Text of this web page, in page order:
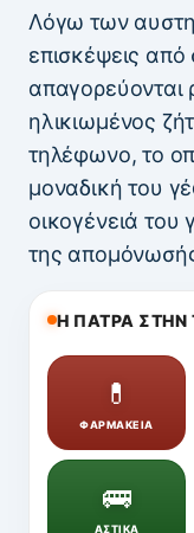
Λόγω των
επισκέψεις
απαγορεύονται
ηλικιωμένος
τηλέφωνο, το
μοναδική του
οικογένειά του
της
Η ΠΑΤΡΑ ΣΤΗΝ
💊
ΦΑΡΜΑΚΕΙΑ
🚌
ΑΣΤΙΚΑ